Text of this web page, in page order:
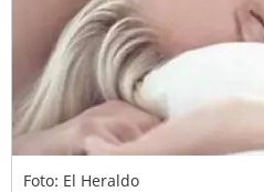
Foto: El Heraldo